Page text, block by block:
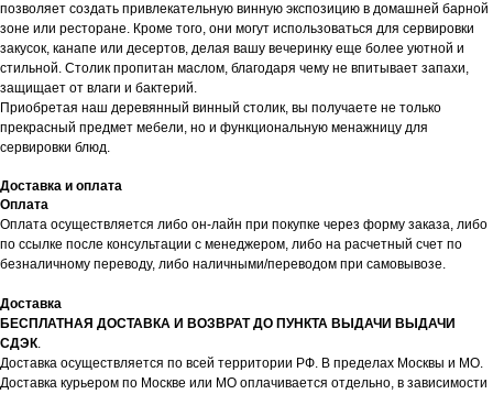
позволяет создать привлекательную винную экспозицию в домашней барной
зоне или ресторане. Кроме того, они могут использоваться для сервировки
закусок, канапе или десертов, делая вашу вечеринку еще более уютной и
стильной. Столик пропитан маслом, благодаря чему не впитывает запахи,
защищает от влаги и бактерий.
Приобретая наш деревянный винный столик, вы получаете не только
прекрасный предмет мебели, но и функциональную менажницу для
сервировки блюд.
Доставка и оплата
Оплата
Оплата осуществляется либо он-лайн при покупке через форму заказа, либо
по ссылке после консультации с менеджером, либо на расчетный счет по
безналичному переводу, либо наличными/переводом при самовывозе.
Доставка
БЕСПЛАТНАЯ ДОСТАВКА И ВОЗВРАТ ДО ПУНКТА ВЫДАЧИ ВЫДАЧИ
СДЭК.
Доставка осуществляется по всей территории РФ. В пределах Москвы и МО.
Доставка курьером по Москве или МО оплачивается отдельно, в зависимости